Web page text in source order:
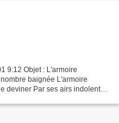
9:12 Objet : L'armoire
baignée L'armoire
deviner Par ses airs indolents